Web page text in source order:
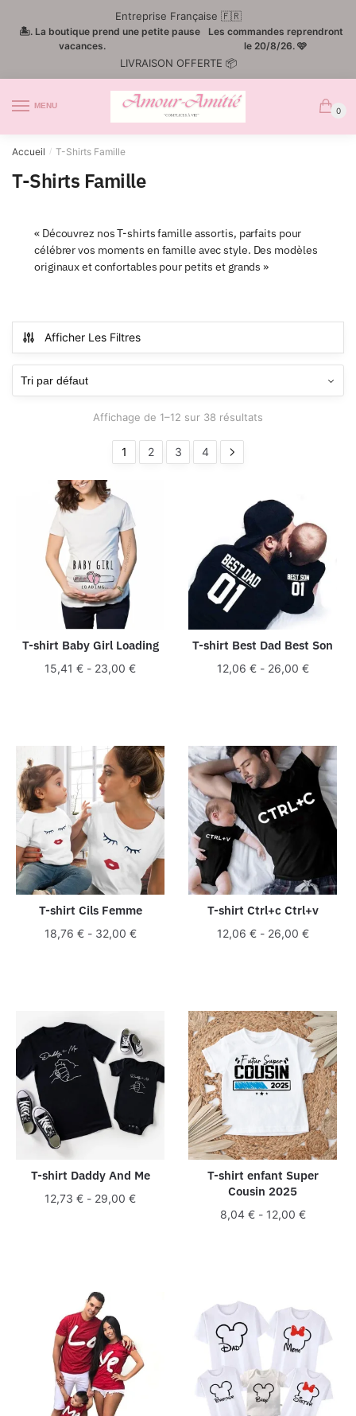
Entreprise Française 🇫🇷
🏝️. La boutique prend une petite pause
vacances.
Les commandes reprendront
le 20/8/26. 🩷
LIVRAISON OFFERTE 📦
MENU
0
Accueil / T-Shirts Famille
T-Shirts Famille
« Découvrez nos T-shirts famille assortis, parfaits pour
célébrer vos moments en famille avec style. Des modèles
originaux et confortables pour petits et grands »
Afficher Les Filtres
Affichage de 1–12 sur 38 résultats
1 2 3 4
T-shirt Baby Girl Loading
15,41€ - 23,00€
T-shirt Best Dad Best Son
12,06 €- 26,00 €
T-shirt Cils Femme
18,76 €- 32,00 €
T-shirt Ctrl+c Ctrl+v
12,06 €- 26,00 €
T-shirt Daddy And Me
12,73€ - 29,00€
T-shirt enfant Super
Cousin 2025
8,04 €- 12,00 €